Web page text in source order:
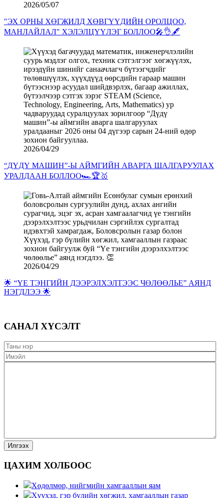
2026/05/07
"ЭХ ОРНЫ ХӨГЖИЛД ХӨВГҮҮДИЙН ОРОЛЦОО,
МАНЛАЙЛАЛ" ХЭЛЭЛЦҮҮЛЭГ БОЛЛОО🎤👌🖋️
2026/04/29
“ДҮДҮ МАШИН”-Ы АЙМГИЙН АВАРГА ШАЛГАРУУЛАХ
УРАЛДААН БОЛЛОО🏎️🏆🥇
2026/04/29
🌟 “ҮЕ ТЭНГИЙН ДЭЭРЭЛХЭЛТЭЭС ЧӨЛӨӨЛЬЕ” АЯНД
НЭГДЛЭЭ 🌟
САНАЛ ХҮСЭЛТ
ЦАХИМ ХОЛБООС
Хөдөлмөр, нийгмийн хамгааллын яам
Хүүхэд, гэр бүлийн хөгжил, хамгааллын газар